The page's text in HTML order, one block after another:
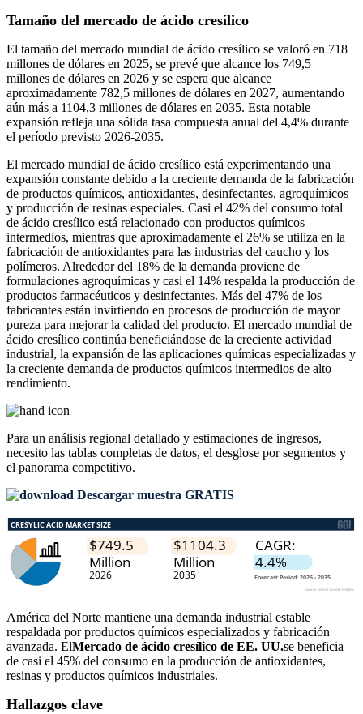
Tamaño del mercado de ácido cresílico
El tamaño del mercado mundial de ácido cresílico se valoró en 718
millones de dólares en 2025, se prevé que alcance los 749,5
millones de dólares en 2026 y se espera que alcance
aproximadamente 782,5 millones de dólares en 2027, aumentando
aún más a 1104,3 millones de dólares en 2035. Esta notable
expansión refleja una sólida tasa compuesta anual del 4,4% durante
el período previsto 2026-2035.
El mercado mundial de ácido cresílico está experimentando una
expansión constante debido a la creciente demanda de la fabricación
de productos químicos, antioxidantes, desinfectantes, agroquímicos
y producción de resinas especiales. Casi el 42% del consumo total
de ácido cresílico está relacionado con productos químicos
intermedios, mientras que aproximadamente el 26% se utiliza en la
fabricación de antioxidantes para las industrias del caucho y los
polímeros. Alrededor del 18% de la demanda proviene de
formulaciones agroquímicas y casi el 14% respalda la producción de
productos farmacéuticos y desinfectantes. Más del 47% de los
fabricantes están invirtiendo en procesos de producción de mayor
pureza para mejorar la calidad del producto. El mercado mundial de
ácido cresílico continúa beneficiándose de la creciente actividad
industrial, la expansión de las aplicaciones químicas especializadas y
la creciente demanda de productos químicos intermedios de alto
rendimiento.
Para un análisis regional detallado y estimaciones de ingresos,
necesito las tablas completas de datos, el desglose por segmentos y
el panorama competitivo.
Descargar muestra GRATIS
América del Norte mantiene una demanda industrial estable
respaldada por productos químicos especializados y fabricación
avanzada. ElMercado de ácido cresílico de EE. UU.se beneficia
de casi el 45% del consumo en la producción de antioxidantes,
resinas y productos químicos industriales.
Hallazgos clave